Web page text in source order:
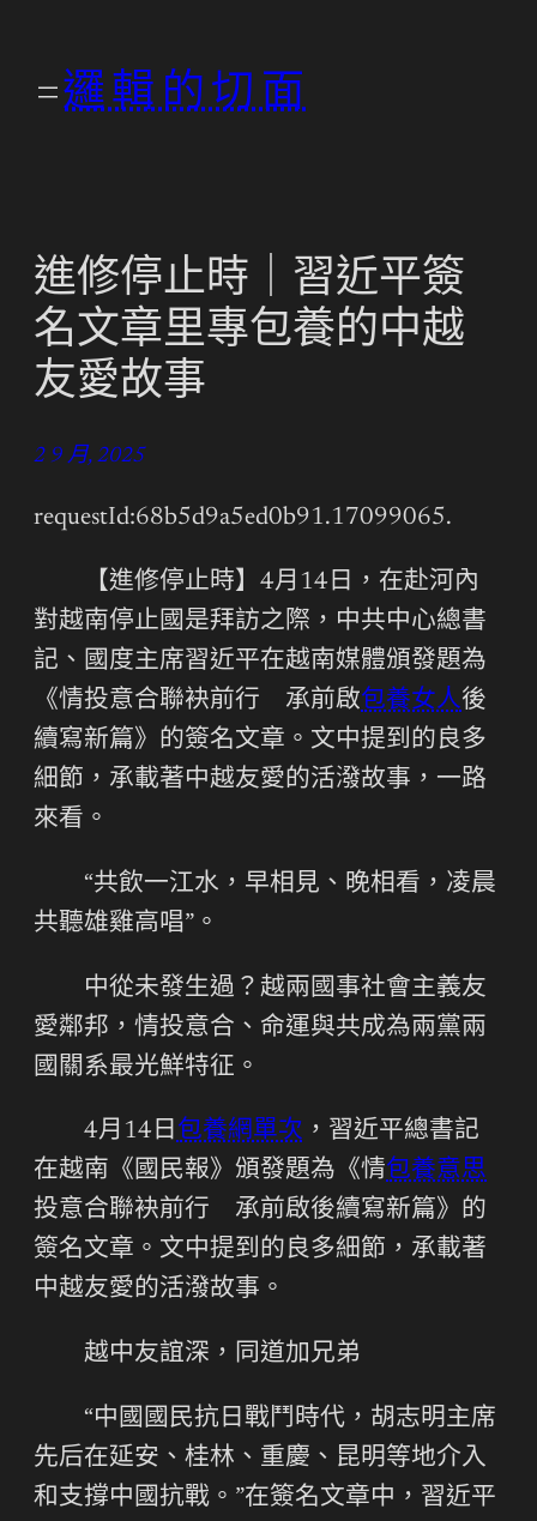
邏輯的切面
進修停止時｜習近平簽
名文章里專包養的中越
友愛故事
2 9 月, 2025
requestId:68b5d9a5ed0b91.17099065.
【進修停止時】4月14日，在赴河內
對越南停止國是拜訪之際，中共中心總書
記、國度主席習近平在越南媒體頒發題為
《情投意合聯袂前行 承前啟包養女人後
續寫新篇》的簽名文章。文中提到的良多
細節，承載著中越友愛的活潑故事，一路
來看。
“共飲一江水，早相見、晚相看，凌晨
共聽雄雞高唱”。
中從未發生過？越兩國事社會主義友
愛鄰邦，情投意合、命運與共成為兩黨兩
國關系最光鮮特征。
4月14日包養網單次 ，習近平總書記
在越南《國民報》頒發題為《情包養意思
投意合聯袂前行 承前啟後續寫新篇》的
簽名文章。文中提到的良多細節，承載著
中越友愛的活潑故事。
越中友誼深，同道加兄弟
“中國國民抗日戰鬥時代，胡志明主席
先后在延安、桂林、重慶、昆明等地介入
和支撐中國抗戰。”在簽名文章中，習近平